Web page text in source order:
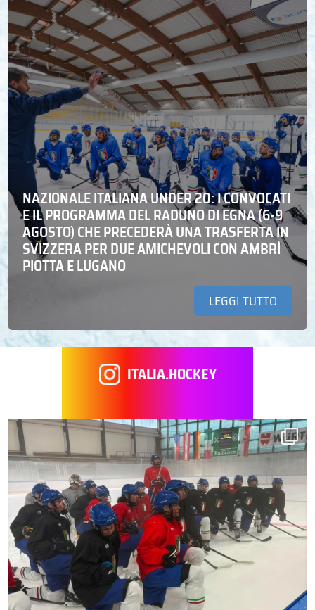
NAZIONALE ITALIANA UNDER 20: I CONVOCATI
E IL PROGRAMMA DEL RADUNO DI EGNA (6-9
AGOSTO) CHE PRECEDERÀ UNA TRASFERTA IN
SVIZZERA PER DUE AMICHEVOLI CON AMBRÌ
PIOTTA E LUGANO
LEGGI TUTTO
ITALIA.HOCKEY